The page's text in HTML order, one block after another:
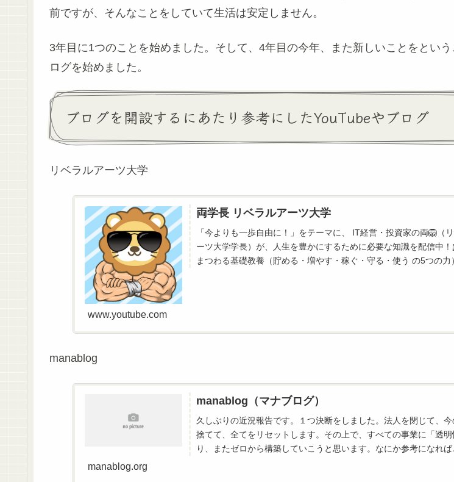
前ですが、そんなことをしていて生活は安定しません。
3年目に1つのことを始めました。そして、4年目の今年、また新しいことをとい
ログを始めました。
ブログを開設するにあたり参考にしたYouTubeやブログ
リベラルアーツ大学
両学長 リベラルアーツ大学
「今よりも一歩自由に！」をテーマに、 IT経営・投資家の両🦁（
ーツ大学学長）が、人生を豊かにするために必要な知識を配信中
まつわる基礎教養（貯める・増やす・稼ぐ・守る・使う の5つの力
www.youtube.com
manablog
manablog（マナブログ）
久しぶりの近況報告です。１つ決断をしました。法人を閉じて、今
捨てて、全てをリセットします。その上で、すべての事業に「透
り、またゼロから構築していこうと思います。なにか参考になれば
manablog.org